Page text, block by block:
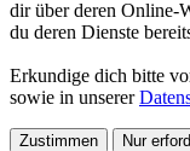
dir über deren Online-
du deren Dienste
Erkundige dich bitte
sowie in unserer
Zustimmen Nur